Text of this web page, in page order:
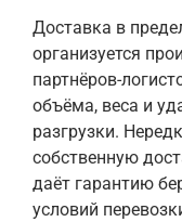
Доставка в
организуется
партнёров-
объёма, веса и
разгрузки.
собственную
даёт гарантию
условий